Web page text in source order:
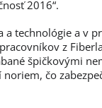
2016“.
a technológie a v
z
špičkovými
čo